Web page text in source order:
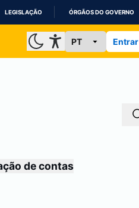
LEGISLAÇÃO ÓRGÃOS DO GOVERNO
Entrar
de contas